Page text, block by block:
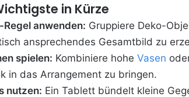
in Kürze
Regel anwenden: Gruppiere Deko-
ansprechendes Gesamtbild zu
spielen: Kombiniere hohe Vasen
in das Arrangement zu bringen.
nutzen: Ein Tablett bündelt kleine